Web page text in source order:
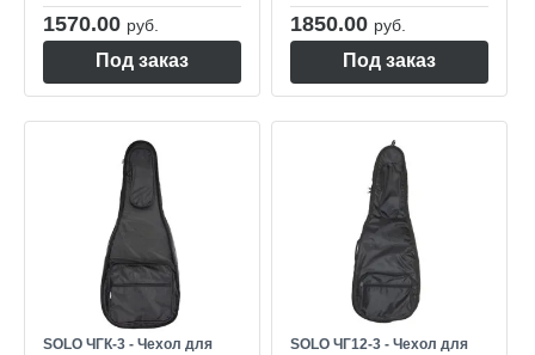
1570.00 руб.
Под заказ
1850.00 руб.
Под заказ
SOLO ЧГК-3 - Чехол для
SOLO ЧГ12-3 - Чехол для